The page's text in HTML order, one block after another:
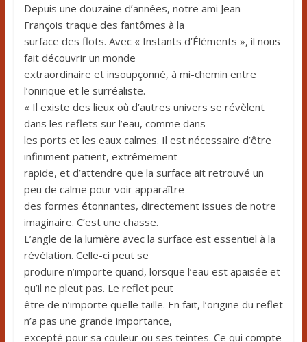
Depuis une douzaine d’années, notre ami Jean-
François traque des fantômes à la
surface des flots. Avec « Instants d’Éléments », il nous
fait découvrir un monde
extraordinaire et insoupçonné, à mi-chemin entre
l’onirique et le surréaliste.
« Il existe des lieux où d’autres univers se révèlent
dans les reflets sur l’eau, comme dans
les ports et les eaux calmes. Il est nécessaire d’être
infiniment patient, extrêmement
rapide, et d’attendre que la surface ait retrouvé un
peu de calme pour voir apparaître
des formes étonnantes, directement issues de notre
imaginaire. C’est une chasse.
L’angle de la lumière avec la surface est essentiel à la
révélation. Celle-ci peut se
produire n’importe quand, lorsque l’eau est apaisée et
qu’il ne pleut pas. Le reflet peut
être de n’importe quelle taille. En fait, l’origine du reflet
n’a pas une grande importance,
excepté pour sa couleur ou ses teintes. Ce qui compte